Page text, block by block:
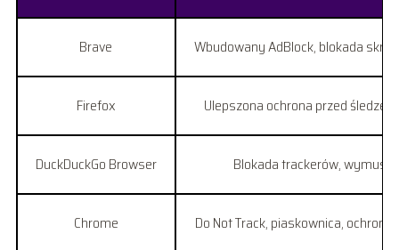
Brave Wbudowany AdBlock, blokada
Firefox Ulepszona ochrona przed
DuckDuckGo Browser Blokada trackerów,
Chrome Do Not Track, piaskownica,